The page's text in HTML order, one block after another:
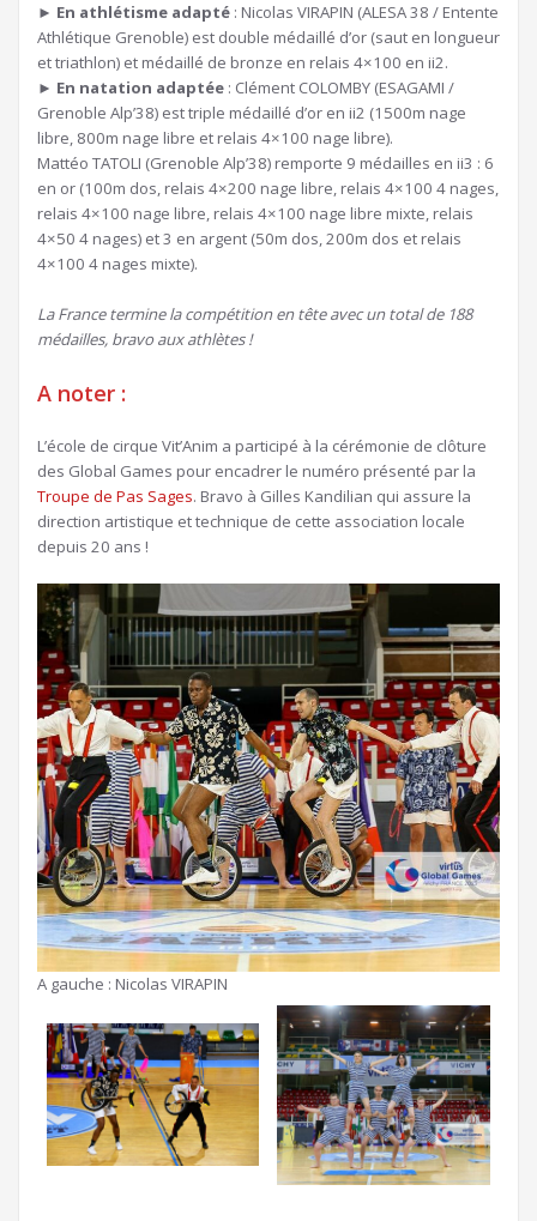
► En athlétisme adapté : Nicolas VIRAPIN (ALESA 38 / Entente
Athlétique Grenoble) est double médaillé d’or (saut en longueur
et triathlon) et médaillé de bronze en relais 4×100 en ii2.
► En natation adaptée : Clément COLOMBY (ESAGAMI /
Grenoble Alp’38) est triple médaillé d’or en ii2 (1500m nage
libre, 800m nage libre et relais 4×100 nage libre).
Mattéo TATOLI (Grenoble Alp’38) remporte 9 médailles en ii3 : 6
en or (100m dos, relais 4×200 nage libre, relais 4×100 4 nages,
relais 4×100 nage libre, relais 4×100 nage libre mixte, relais
4×50 4 nages) et 3 en argent (50m dos, 200m dos et relais
4×100 4 nages mixte).
La France termine la compétition en tête avec un total de 188
médailles, bravo aux athlètes !
A noter :
L’école de cirque Vit’Anim a participé à la cérémonie de clôture
des Global Games pour encadrer le numéro présenté par la
Troupe de Pas Sages. Bravo à Gilles Kandilian qui assure la
direction artistique et technique de cette association locale
depuis 20 ans !
A gauche : Nicolas VIRAPIN